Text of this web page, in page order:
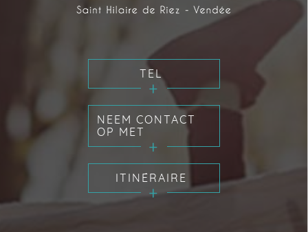
TEL
NEEM CONTACT
OP MET
ITINÉRAIRE